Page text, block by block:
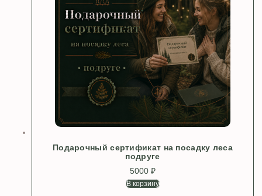
Подарочный сертификат на посадку леса
подруге
5000 ₽
В корзину